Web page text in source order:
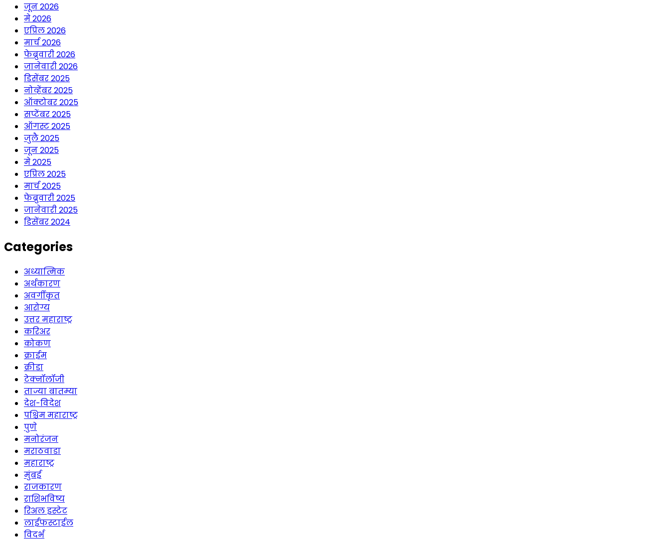
जून 2026
मे 2026
एप्रिल 2026
मार्च 2026
फेब्रुवारी 2026
जानेवारी 2026
डिसेंबर 2025
नोव्हेंबर 2025
ऑक्टोबर 2025
सप्टेंबर 2025
ऑगस्ट 2025
जुलै 2025
जून 2025
मे 2025
एप्रिल 2025
मार्च 2025
फेब्रुवारी 2025
जानेवारी 2025
डिसेंबर 2024
Categories
अध्यात्मिक
अर्थकारण
अवर्गीकृत
आरोग्य
उत्तर महाराष्ट्र
करिअर
कोकण
क्राईम
क्रीडा
टेक्नॉलॉजी
ताज्या बातम्या
देश-विदेश
पश्चिम महाराष्ट्र
पुणे
मनोरंजन
मराठवाडा
महाराष्ट्र
मुंबई
राजकारण
राशिभविष्य
रिअल इस्टेट
लाईफस्टाईल
विदर्भ